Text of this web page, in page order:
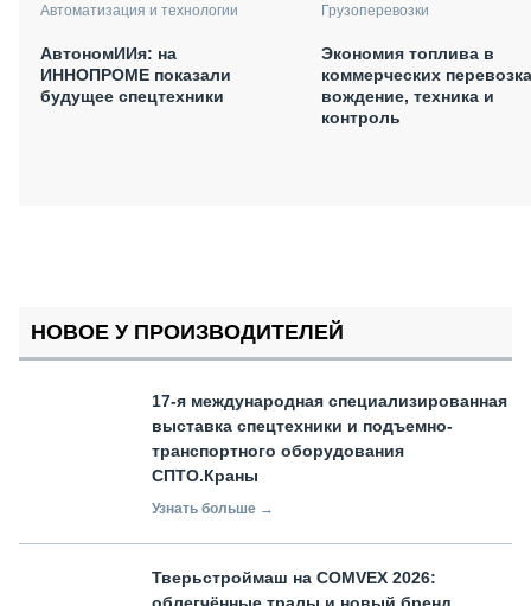
Автоматизация и технологии
АвтономИИя: на
ИННОПРОМЕ показали
будущее спецтехники
Грузоперевозки
Экономия топлива в
коммерческих
вождение, техника и
контроль
НОВОЕ У ПРОИЗВОДИТЕЛЕЙ
17-я международная специализированная
выставка спецтехники и подъемно-
транспортного оборудования
СПТО.Краны
Узнать больше →
Тверьстроймаш на COMVEX 2026:
облегчённые тралы и новый бренд